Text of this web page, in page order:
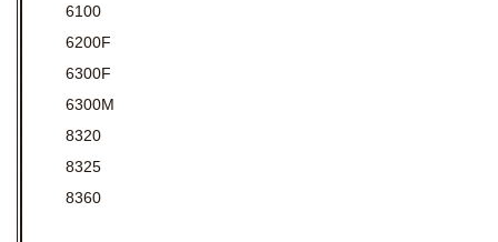
6100
6200F
6300F
6300M
8320
8325
8360